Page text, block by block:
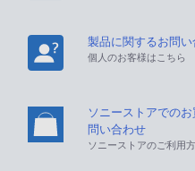
製品に関するお問
個人のお客様はこちら
ソニーストアでの
問い合わせ
ソニーストアのご利用